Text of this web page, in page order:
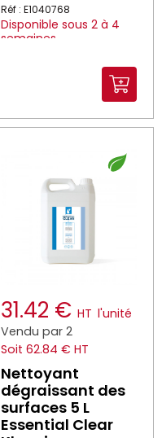
Réf : E1040768
Disponible sous 2 à 4
semaines
31.42 € HT l'unité
Vendu par 2
Soit 62.84 € HT
Nettoyant
dégraissant des
surfaces 5 L
Essential Clear